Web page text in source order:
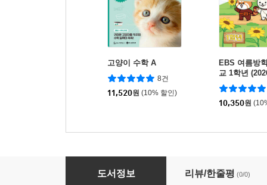
고양이 수학 A
8건
11,520원 (10% 할인)
EBS 여름방
교 1학년
10,350원
고양이 수학 C
도서정보 리뷰/한줄평 (0/0)